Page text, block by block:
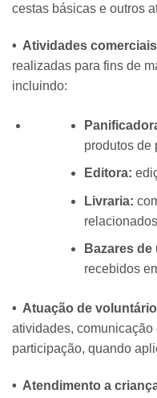
cestas básicas e outros
• Atividades
realizadas para fins de
incluindo:
produtos de
Editora:
Livraria:
Bazares
recebidos
• Atuação de
atividades,
participação, quando
• Atendimento a